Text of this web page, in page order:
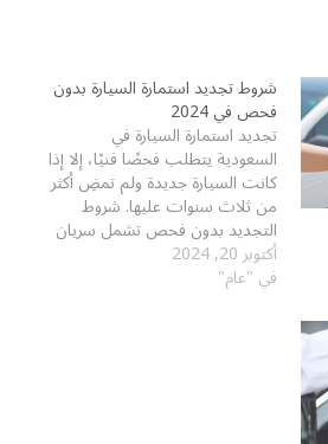
شروط تجديد استمارة السيارة بدون
فحص في 2024
تجديد استمارة السيارة في
السعودية يتطلب فحصًا فنيًا، إلا إذا
كانت السيارة جديدة ولم تمضِ أكثر
من ثلاث سنوات عليها. شروط
التجديد بدون فحص تشمل سريان
التأمين وعدم وجود مخالفات. يمكن
تجديد الاستمارة عبر منصة أبشر،
أكتوبر 20, 2024
في "عام"